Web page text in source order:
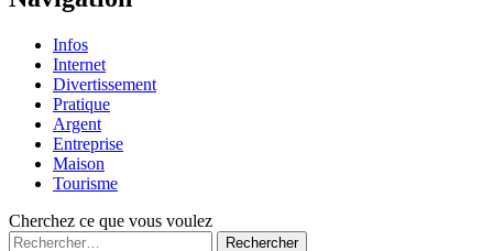
Infos
Internet
Divertissement
Pratique
Argent
Entreprise
Maison
Tourisme
Cherchez ce que vous voulez
Rechercher :